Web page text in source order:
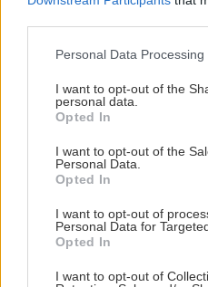
Please note that this website/
not limited to your visit or
grant or deny consent to
use your data for below
consent section.
Personal Data
I want to opt-out of the
personal data.
Opted In
I want to opt-out of the
Personal Data.
Opted In
I want to opt-out of
Personal Data for
Opted In
I want to opt-out of
premení na nevábne